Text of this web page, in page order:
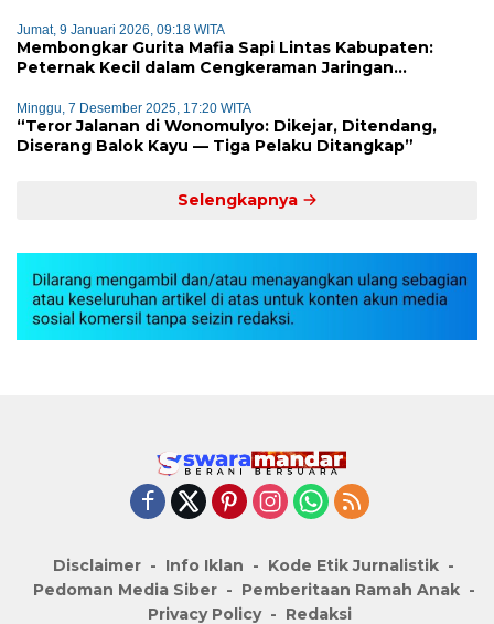
Jumat, 9 Januari 2026, 09:18 WITA
Membongkar Gurita Mafia Sapi Lintas Kabupaten:
Peternak Kecil dalam Cengkeraman Jaringan
Minggu, 7 Desember 2025, 17:20 WITA
“Teror Jalanan di Wonomulyo: Dikejar, Ditendang,
Diserang Balok Kayu — Tiga Pelaku Ditangkap”
Selengkapnya
Disclaimer Info Iklan
Kode Etik Jurnalistik
Pedoman Media Siber
Pemberitaan Ramah Anak
Privacy Policy
Redaksi